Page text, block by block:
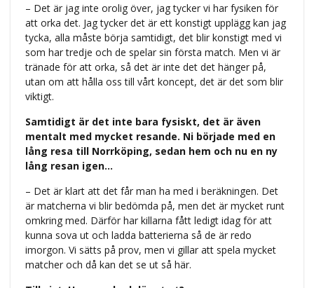
– Det är jag inte orolig över, jag tycker vi har fysiken för
att orka det. Jag tycker det är ett konstigt upplägg kan jag
tycka, alla måste börja samtidigt, det blir konstigt med vi
som har tredje och de spelar sin första match. Men vi är
tränade för att orka, så det är inte det det hänger på,
utan om att hålla oss till vårt koncept, det är det som blir
viktigt.
Samtidigt är det inte bara fysiskt, det är även
mentalt med mycket resande. Ni började med en
lång resa till Norrköping, sedan hem och nu en ny
lång resan igen…
– Det är klart att det får man ha med i beräkningen. Det
är matcherna vi blir bedömda på, men det är mycket runt
omkring med. Därför har killarna fått ledigt idag för att
kunna sova ut och ladda batterierna så de är redo
imorgon. Vi sätts på prov, men vi gillar att spela mycket
matcher och då kan det se ut så här.